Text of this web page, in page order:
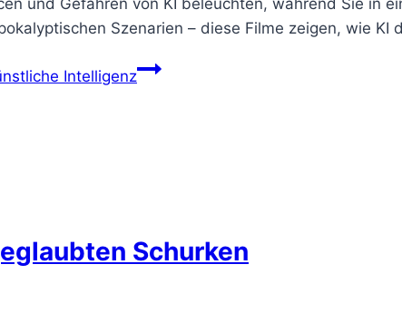
und Gefahren von KI beleuchten, während Sie in
Szenarien – diese Filme zeigen, wie KI
Intelligenz
Schurken